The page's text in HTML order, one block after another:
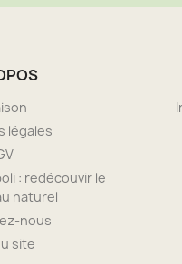
légales
: redécouvir le
naturel
nous
site